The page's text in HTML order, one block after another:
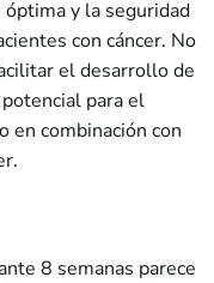
y la seguridad
con cáncer. No
el desarrollo de
para el
en combinación con
8 semanas parece